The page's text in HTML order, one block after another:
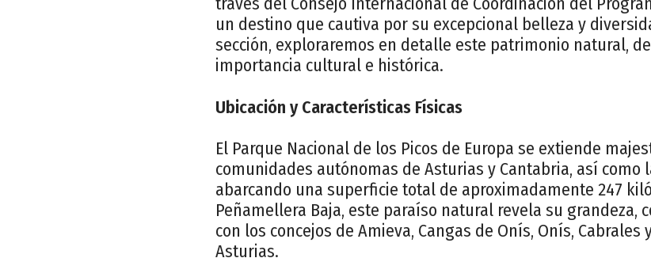
un destino que cautiva por su excepcional belleza y
sección, exploraremos en detalle este patrimonio natural,
importancia cultural e histórica.
Ubicación y Características Físicas
El Parque Nacional de los Picos de Europa se extiende
comunidades autónomas de Asturias y Cantabria, así como
abarcando una superficie total de aproximadamente 247
Peñamellera Baja, este paraíso natural revela su grandeza,
con los concejos de Amieva, Cangas de Onís, Onís, Cabrales
Asturias.